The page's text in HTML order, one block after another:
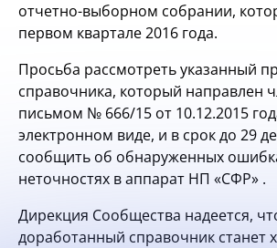
отчетно-выборном собрании,
первом квартале 2016 года.
Просьба рассмотреть указанный
справочника, который направлен
письмом № 666/15 от 10.12.2015
электронном виде, и в срок до 29
сообщить об обнаруженных
неточностях в аппарат НП «СФР» .
Дирекция Сообщества надеется,
доработанный справочник станет